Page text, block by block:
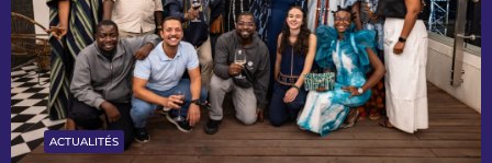
ACTUALITÉS